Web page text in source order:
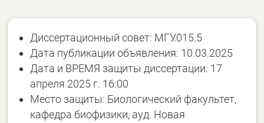
Диссертационный совет: МГУ.015.5
Дата публикации объявления: 10.03.2025
Дата и ВРЕМЯ защиты диссертации: 17
апреля 2025 г. 16:00
Место защиты: Биологический факультет,
кафедра биофизики, ауд. Новая